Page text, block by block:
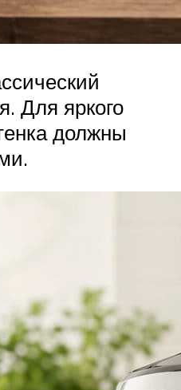
Для яркого
должны